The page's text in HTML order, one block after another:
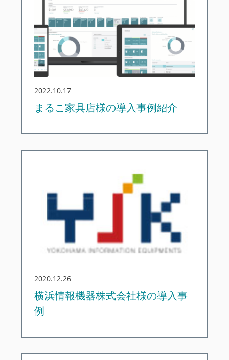
2022.10.17
まるこ家具店様の導入事例紹介
2020.12.26
横浜情報機器株式会社様の導入事
例